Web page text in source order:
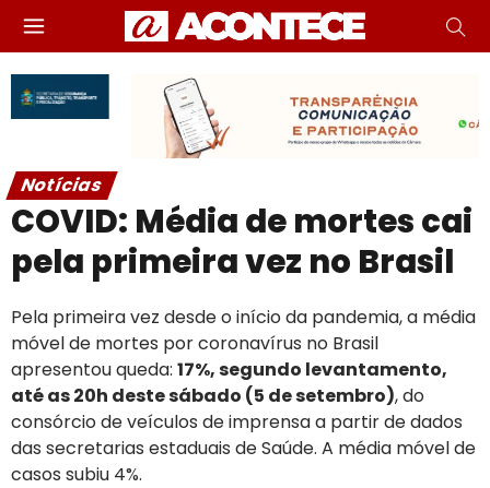
Notícias
COVID: Média de mortes cai
pela primeira vez no Brasil
Pela primeira vez desde o início da pandemia, a média
móvel de mortes por coronavírus no Brasil
apresentou queda: 17%, segundo levantamento,
até as 20h deste sábado (5 de setembro), do
consórcio de veículos de imprensa a partir de dados
das secretarias estaduais de Saúde. A média móvel de
casos subiu 4%.